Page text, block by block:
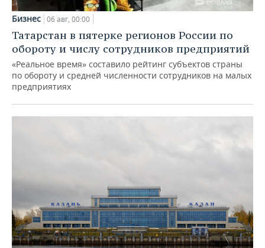
Бизнес 06 авг, 00:00
Татарстан в пятерке регионов России по
обороту и числу сотрудников предприятий
«Реальное время» составило рейтинг субъектов страны
по обороту и средней численности сотрудников на малых
предприятиях